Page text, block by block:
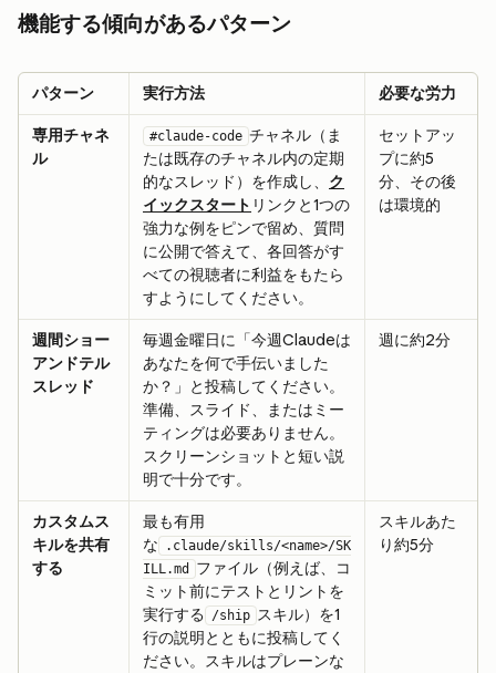
機能する傾向があるパターン
パターン 実行方法 必要な労力
専用チャネ
ル
#claude-code チャネル（ま
たは既存のチャネル内の定期
的なスレッド）を作成し、 ク
イックスタート リンクと1つの
強力な例をピンで留め、質問
に公開で答えて、各回答がす
べての視聴者に利益をもたら
すようにしてください。
セットアッ
プに約5
分、その後
は環境的
週間ショー
アンドテル
スレッド
毎週金曜日に「今週Claudeは
あなたを何で手伝いました
か？」と投稿してください。
準備、スライド、またはミー
ティングは必要ありません。
スクリーンショットと短い説
明で十分です。
週に約2分
カスタムス
キルを共有
する
最も有用
な
.claude/skills/<name>/SK
ILL.md
ファイル（例えば、コ
ミット前にテストとリントを
実行する /ship スキル）を1
行の説明とともに投稿してく
ださい。スキルはプレーンな
スキルあた
り約5分